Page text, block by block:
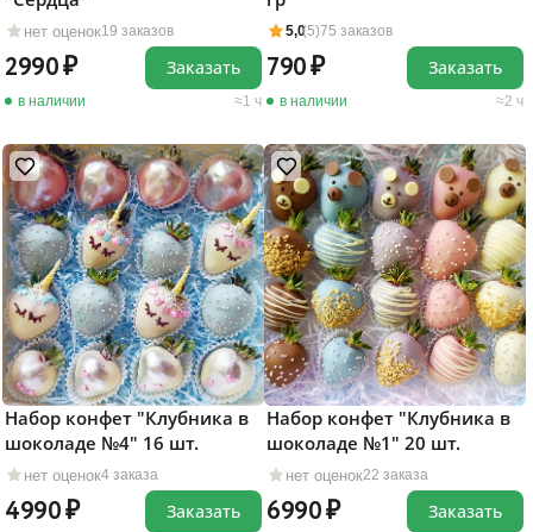
нет оценок19 заказов
2990
в наличии 1 ч
Заказать
5,0(5)75 заказов
790
в наличии 2 ч
Заказать
нет оценок4 заказа
Набор конфет "Клубника в
шоколаде №4" 16 шт.
4990 Заказать
нет оценок22 заказа
Набор конфет "Клубника в
шоколаде №1" 20 шт.
6990 Заказать